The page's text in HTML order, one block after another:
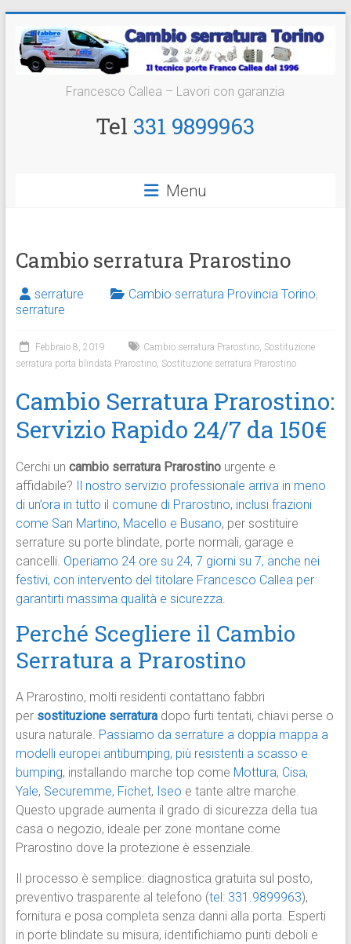
contenuto
Cambio
Serratura
Francesco Callea – Lavori con garanzia
Tel 331 9899963
Menu
Cambio serratura Prarostino
serrature Cambio serratura Provincia Torino,
serrature
Febbraio 8, 2019 Cambio serratura Prarostino, Sostituzione
serratura porta blindata Prarostino, Sostituzione serratura Prarostino
Cambio Serratura Prarostino:
Servizio Rapido 24/7 da 150€
Cerchi un cambio serratura Prarostinourgente e
affidabile?
Il nostro servizio professionale arriva in meno
di un’ora in tutto il comune di Prarostino, inclusi frazioni
come San Martino, Macello e Busano, per sostituire
serrature su porte blindate, porte normali, garage e
cancelli. Operiamo 24 ore su 24, 7 giorni su 7, anche nei
festivi, con intervento del titolare Francesco Callea per
garantirti massima qualità e sicurezza.
Perché Scegliere il Cambio
Serratura a Prarostino
A Prarostino, molti residenti contattano fabbri
per sostituzione serraturadopo furti tentati, chiavi perse o
usura naturale. Passiamo da serrature a doppia mappa a
modelli europei antibumping, più resistenti a scasso e
bumping, installando marche top come Mottura, Cisa,
Yale, Securemme, Fichet, Iseo e tante altre marche.
Questo upgrade aumenta il grado di sicurezza della tua
casa o negozio, ideale per zone montane come
Prarostino dove la protezione è essenziale.
Il processo è semplice: diagnostica gratuita sul posto,
preventivo trasparente al telefono (tel: 331.9899963),
fornitura e posa completa senza danni alla porta. Esperti
in porte blindate su misura, identifichiamo punti deboli e